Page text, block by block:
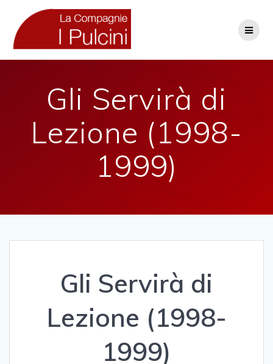
Gli Servirà di
Lezione (1998-
1999)
Gli Servirà di
Lezione (1998-
1999)